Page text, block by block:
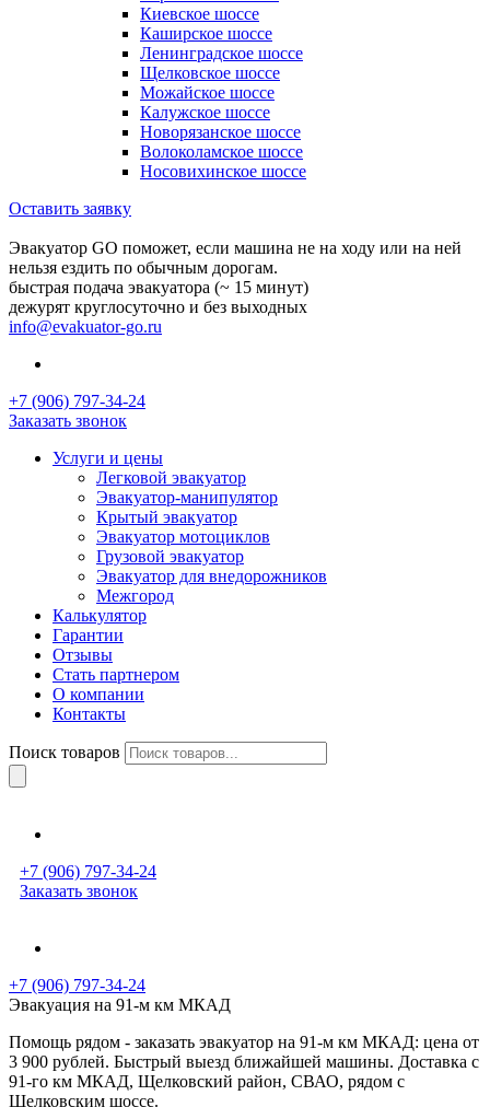
Киевское шоссе
Каширское шоссе
Ленинградское шоссе
Щелковское шоссе
Можайское шоссе
Калужское шоссе
Новорязанское шоссе
Волоколамское шоссе
Носовихинское шоссе
Оставить заявку
Эвакуатор GO поможет, если машина не на ходу или на ней
нельзя ездить по обычным дорогам.
быстрая подача эвакуатора (~ 15 минут)
дежурят круглосуточно и без выходных
info@evakuator-go.ru
+7 (906) 797-34-24
Заказать звонок
Услуги и цены
Легковой эвакуатор
Эвакуатор-манипулятор
Крытый эвакуатор
Эвакуатор мотоциклов
Грузовой эвакуатор
Эвакуатор для внедорожников
Межгород
Калькулятор
Гарантии
Отзывы
Стать партнером
О компании
Контакты
Поиск товаров
+7 (906) 797-34-24
Заказать звонок
+7 (906) 797-34-24
Эвакуация на 91-м км МКАД
Помощь рядом - заказать эвакуатор на 91-м км МКАД: цена от
3 900 рублей. Быстрый выезд ближайшей машины. Доставка с
91-го км МКАД, Щелковский район, СВАО, рядом с
Щелковским шоссе.